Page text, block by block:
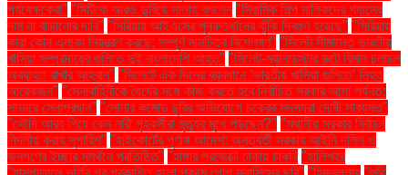
পর্যবেক্ষকেরা" "সিটিকে আরও ডুবিয়ে সালাহ বললেন "সিরামিক শিল্প মালিকদের গ্যাসের
দাম না বাড়ানোর দাবি" "সিরিয়ায় আইএসের পুনরুত্থানের ঝুঁকি দ্বিগুণ হয়েছে" "সিরিয়ায়
কারা কোন এলাকা নিয়ন্ত্রণ করছে: সম্পূর্ণ মানচিত্র বিশ্লেষণ" "সিলেট সীমান্তে ভারতীয়
খাসিয়া সম্প্রদায়ের গুলিতে দুই বাংলাদেশি আহত" "সিলেট-ম্যানচেস্টার রুটে বিমান চলাচল
অব্যাহত রাখার আহ্বান" "সিলেটে এক দিনের ব্যবধানে ‘ভারতীয় খাসিয়া গু‌লিতে’ নিহত
আরেকজন" "সেনাবাহিনীকে ধৈর্যের সঙ্গে কাজ করতে হবে নির্বাচিত সরকার আসা পর্যন্ত:
সাভারে সেনাপ্রধান" "সোনার কমোড চুরির অভিযোগে চক্রের সদস্যরা দোষী সাব্যস্ত"
"সৌদি আরব গিয়ে কেন নারী গৃহকর্মীরা মৃত্যুর মুখে পড়ছেন?" "স্থানীয় সরকার নির্বাচন
নির্দলীয় করার সুপারিশ" "হাইকোর্টের পূর্ণাঙ্গ আদেশ: অন্তর্বর্তী সরকার আইনি দলিল ও
জনগণের ইচ্ছার সমর্থনে প্রতিষ্ঠিত" "হাঙ্গার প্রজেক্টে ঢাকায় চাকরি "হালিশহর